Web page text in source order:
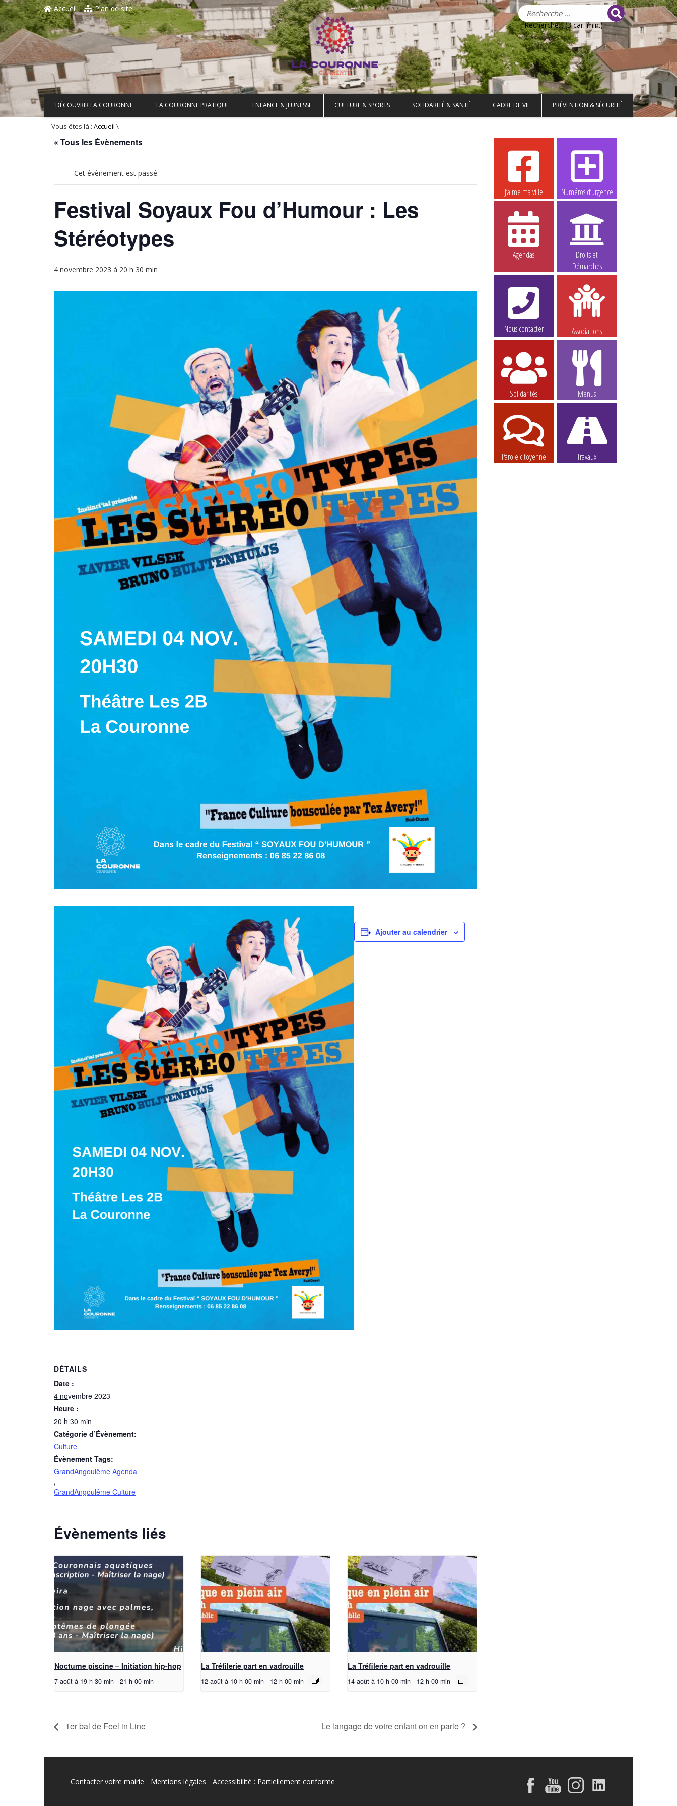
Aller au contenu principal
Accueil
Plan de site
Recherche... (3 car. min.)
DÉCOUVRIR LA COURONNE LA COURONNE PRATIQUE ENFANCE & JEUNESSE CULTURE & SPORTS SOLIDARITÉ & SANTÉ CADRE DE VIE PRÉVENTION & SÉCURITÉ
Vous êtes là : Accueil \
« Tous les Évènements
Cet évènement est passé.
Festival Soyaux Fou d’Humour : Les
Stéréotypes
4 novembre 2023 à 20 h 30 min
Ajouter au calendrier
DÉTAILS
Date :
4 novembre 2023
Heure :
20 h 30 min
Catégorie d’Évènement:
Culture
Évènement Tags:
GrandAngoulême Agenda
,
GrandAngoulême Culture
Évènements liés
Nocturne piscine – Initiation hip-hop
7 août à 19 h 30 min - 21 h 00 min
La Tréfilerie part en vadrouille
12 août à 10 h 00 min - 12 h 00 min
La Tréfilerie part en vadrouille
14 août à 10 h 00 min - 12 h 00 min
1er bal de Feel in Line Le langage de votre enfant on en parle ?
J’aime ma ville Numéros d’urgence
Agendas
Droits et
Démarches
Nous contacter Associations
Solidarités Menus
Parole citoyenne Travaux
Contacter votre mairie Mentions légales Accessibilité : Partiellement conforme